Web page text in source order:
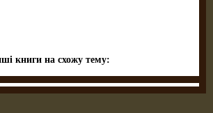
книги на схожу тему: